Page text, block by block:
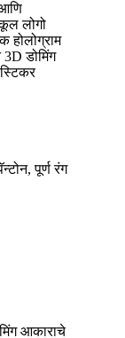
लोगो
होलोग्राम
डोमिंग
पूर्ण रंग